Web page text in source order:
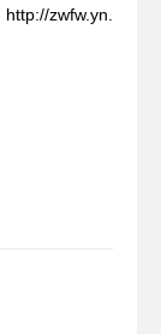
http://zwfw.yn.